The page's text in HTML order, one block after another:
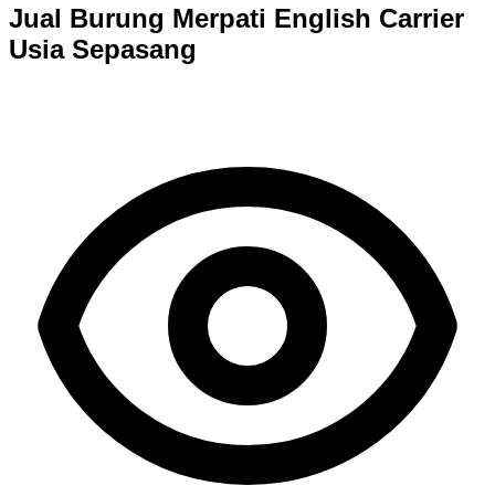
Jual Burung Merpati English Carrier
Usia Sepasang